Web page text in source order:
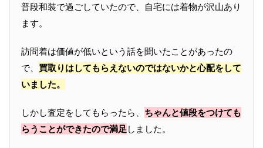
普段和装で過ごしていたので、自宅には着物が沢山あり
ます。
訪問着は価値が低いという話を聞いたことがあったの
で、 買取りはしてもらえないのではないかと心配をして
いました。
しかし査定をしてもらったら、 ちゃんと値段をつけても
らうことができたので満足 しました。